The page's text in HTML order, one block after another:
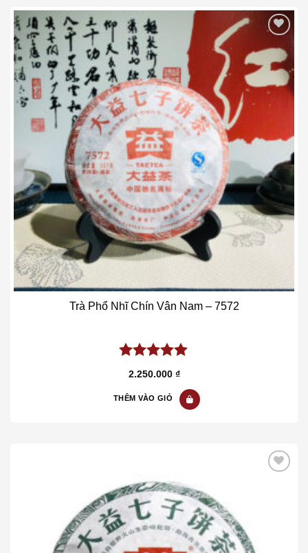
Add to wishlist
Trà Phổ Nhĩ Chín Vân Nam – 7572
5.00out of
2.250.000 ₫
THÊM VÀO GIỎ
Add to wishlist